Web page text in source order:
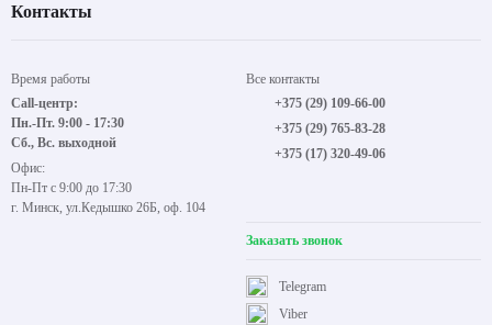
Контакты
Время работы
Call-центр:
Пн.-Пт. 9:00 - 17:30
Сб., Вс. выходной
Офис:
Пн-Пт с 9:00 до 17:30
г. Минск, ул.Кедышко 26Б, оф. 104
Все контакты
+375 (29) 109-66-00
+375 (29) 765-83-28
+375 (17) 320-49-06
Заказать звонок
Viber
Telegram